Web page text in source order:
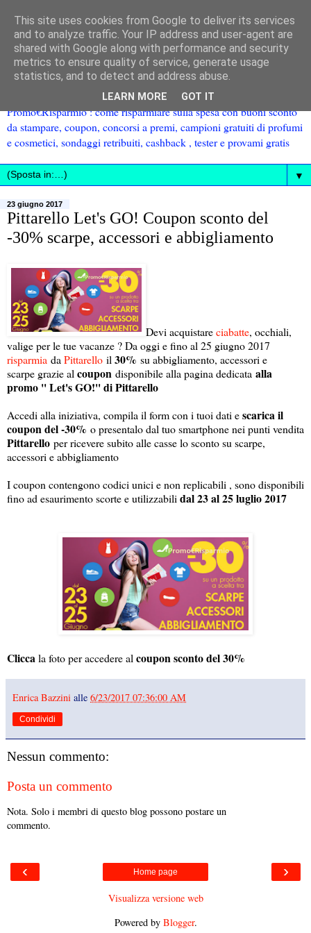
Promo€Risparmio : come risparmiare sulla spesa con buoni sconto
da stampare, coupon, concorsi a premi, campioni gratuiti di profumi
e cosmetici, sondaggi retribuiti, cashback , tester e provami gratis
▼
23 giugno 2017
Pittarello Let's GO! Coupon sconto del
-30% scarpe, accessori e abbigliamento
Devi acquistareciabatte, occhiali,
valige per le tue vacanze ? Da oggi e fino al 25 giugno 2017
risparmia da Pittarello il 30% su abbigliamento, accessori e
scarpe grazie al coupon disponibile alla pagina dedicata alla
promo '' Let's GO!'' di Pittarello
Accedi alla iniziativa, compila il form con i tuoi dati escarica il
coupon del -30% o presentalo dal tuo smartphone nei punti vendita
Pittarello per ricevere subito alle casse lo sconto su scarpe,
accessori e abbigliamento
I coupon contengono codici unici e non replicabili , sono disponibili
fino ad esaurimento scorte e utilizzabili dal 23 al 25 luglio 2017
Clicca la foto per accedere al coupon sconto del 30%
Enrica Bazzini alle 6/23/2017 07:36:00 AM
Condividi
Nessun commento:
Posta un commento
Nota. Solo i membri di questo blog possono postare un
commento.
‹ ›
Home page
Visualizza versione web
Powered by Blogger.
This site uses cookies from Google to deliver its services
and to analyze traffic. Your IP address and user-agent are
shared with Google along with performance and security
metrics to ensure quality of service, generate usage
statistics, and to detect and address abuse.
LEARN MORE GOT IT